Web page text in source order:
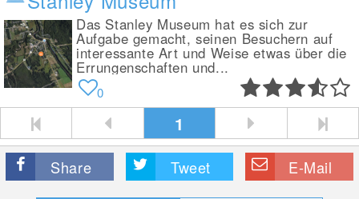
Das Stanley Museum hat es sich zur
Aufgabe gemacht, seinen Besuchern auf
interessante Art und Weise etwas über die
Errungenschaften und...
0
1
Share Tweet E-Mail